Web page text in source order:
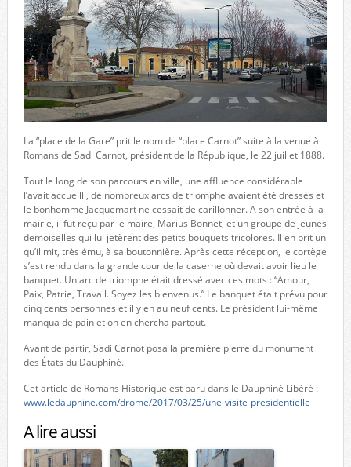
La “place de la Gare” prit le nom de “place Carnot” suite à la venue à
Romans de Sadi Carnot, président de la République, le 22 juillet 1888.
Tout le long de son parcours en ville, une affluence considérable
l’avait accueilli, de nombreux arcs de triomphe avaient été dressés et
le bonhomme Jacquemart ne cessait de carillonner. A son entrée à la
mairie, il fut reçu par le maire, Marius Bonnet, et un groupe de jeunes
demoiselles qui lui jetèrent des petits bouquets tricolores. Il en prit un
qu’il mit, très ému, à sa boutonnière. Après cette réception, le cortège
s’est rendu dans la grande cour de la caserne où devait avoir lieu le
banquet. Un arc de triomphe était dressé avec ces mots : “Amour,
Paix, Patrie, Travail. Soyez les bienvenus.” Le banquet était prévu pour
cinq cents personnes et il y en au neuf cents. Le président lui-même
manqua de pain et on en chercha partout.
Avant de partir, Sadi Carnot posa la première pierre du monument
des États du Dauphiné.
Cet article de Romans Historique est paru dans le Dauphiné Libéré :
www.ledauphine.com/drome/2017/03/25/une-visite-presidentielle
A lire aussi